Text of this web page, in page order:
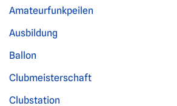
Amateurfunkpeilen
Ausbildung
Ballon
Clubmeisterschaft
Clubstation